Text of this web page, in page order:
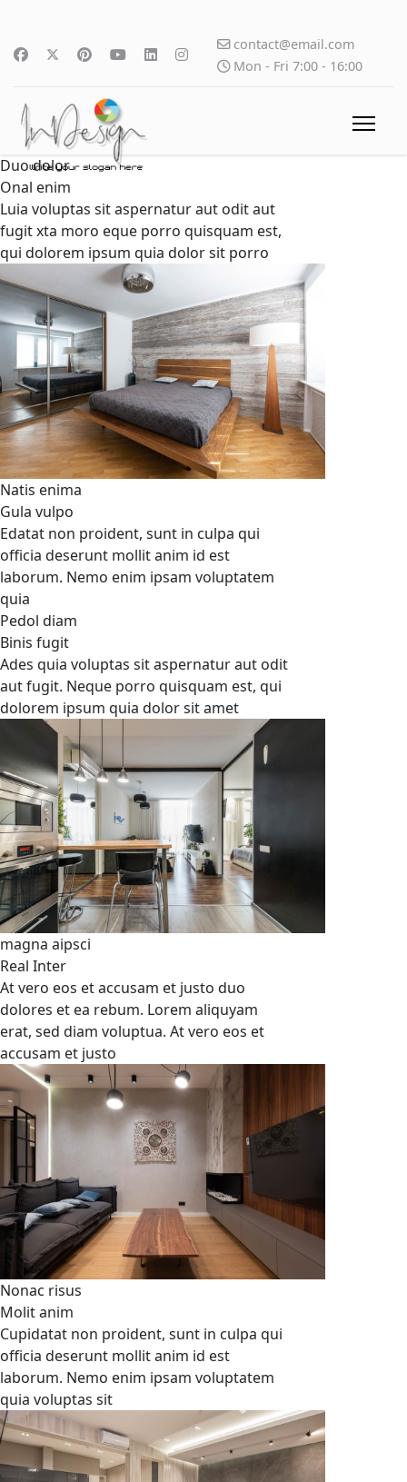
contact@email.com
Mon - Fri 7:00 - 16:00
Duo dolor
Onal enim
Luia voluptas sit aspernatur aut odit aut
fugit xta moro eque porro quisquam est,
qui dolorem ipsum quia dolor sit porro
Natis enima
Gula vulpo
Edatat non proident, sunt in culpa qui
officia deserunt mollit anim id est
laborum. Nemo enim ipsam voluptatem
quia
Pedol diam
Binis fugit
Ades quia voluptas sit aspernatur aut odit
aut fugit. Neque porro quisquam est, qui
dolorem ipsum quia dolor sit amet
magna aipsci
Real Inter
At vero eos et accusam et justo duo
dolores et ea rebum. Lorem aliquyam
erat, sed diam voluptua. At vero eos et
accusam et justo
Nonac risus
Molit anim
Cupidatat non proident, sunt in culpa qui
officia deserunt mollit anim id est
laborum. Nemo enim ipsam voluptatem
quia voluptas sit